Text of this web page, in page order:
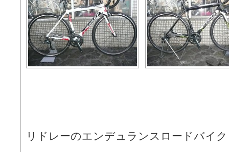
リドレーのエンデュランスロードバイ